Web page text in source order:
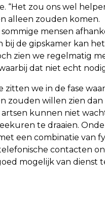
“Het zou ons wel
alleen zouden komen.
mensen
bij de gipskamer kan
zien we regelmatig
dat niet echt
zitten we in de fase
zouden willen zien dan
artsen kunnen niet
te draaien.
een combinatie van
contacten
mogelijk van dienst